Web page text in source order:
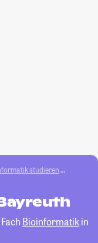
studieren
Bioinformatikin